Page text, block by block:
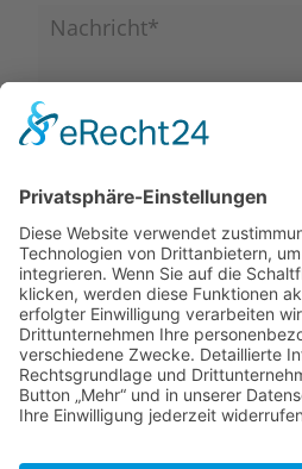
werden. Die Daten werden nach
jederzeit für die Zukunft per E-Mail
nehls.dewiderrufen. Detaillierte
Nutzerdaten finden Sie in unserer
Nachricht senden